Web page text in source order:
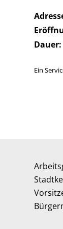
Dauer:
Ein